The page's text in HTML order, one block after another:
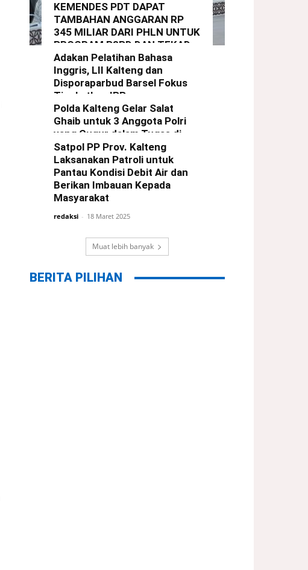
KEMENDES PDT DAPAT
TAMBAHAN ANGGARAN RP
345 MILIAR DARI PHLN UNTUK
PROGRAM P3PD DAN TEKAD
redaksi - 22 Maret 2025
Adakan Pelatihan Bahasa
Inggris, LII Kalteng dan
Disporaparbud Barsel Fokus
Tingkatkan IPP
redaksi - 21 Maret 2025
Polda Kalteng Gelar Salat
Ghaib untuk 3 Anggota Polri
yang Gugur dalam Tugas di
Way Kanan Lampung
redaksi - 19 Maret 2025
Satpol PP Prov. Kalteng
Laksanakan Patroli untuk
Pantau Kondisi Debit Air dan
Berikan Imbauan Kepada
Masyarakat
redaksi - 18 Maret 2025
Muat lebih banyak
BERITA PILIHAN